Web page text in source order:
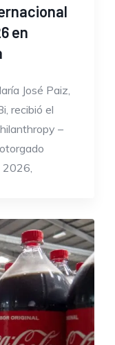
en
José Paiz,
recibió el
–